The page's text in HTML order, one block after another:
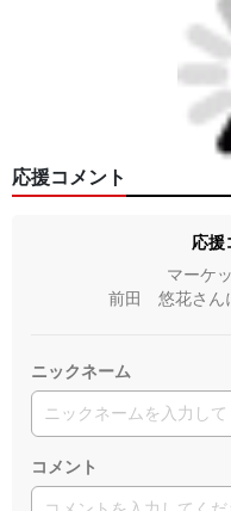
応援コメント
応
マーケ
前田 悠花さん
ニックネーム
コメント